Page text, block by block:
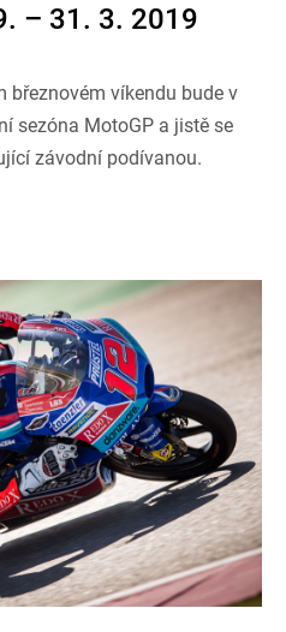
– 31. 3. 2019
březnovém víkendu bude v
sezóna MotoGP a jistě se
závodní podívanou.